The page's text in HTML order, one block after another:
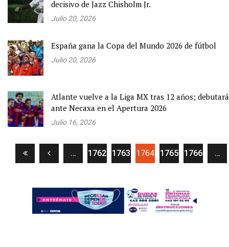
decisivo de Jazz Chisholm Jr.
Julio 20, 2026
España gana la Copa del Mundo 2026 de fútbol
Julio 20, 2026
Atlante vuelve a la Liga MX tras 12 años; debutará
ante Necaxa en el Apertura 2026
Julio 16, 2026
… 1762 1763 1764(current)
1765 1766 …